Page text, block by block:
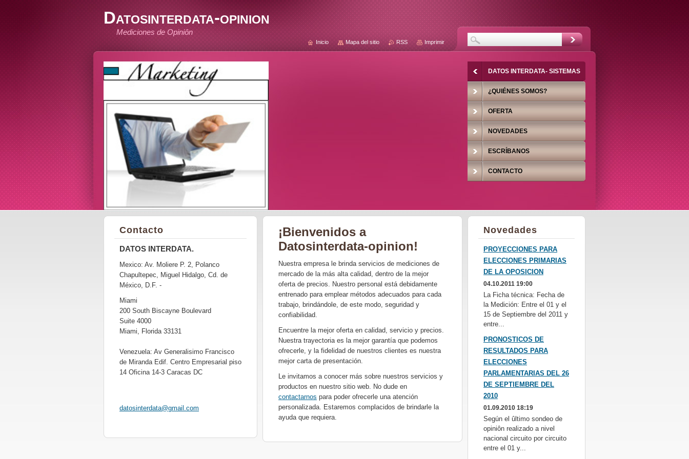
Datosinterdata-opinion
Mediciones de Opiniôn
¡Bienvenidos a
Datosinterdata-opinion!
Nuestra empresa le brinda servicios de mediciones de
mercado de la más alta calidad, dentro de la mejor
oferta de precios. Nuestro personal está debidamente
entrenado para emplear métodos adecuados para cada
trabajo, brindándole, de este modo, seguridad y
confiabilidad.
Encuentre la mejor oferta en calidad, servicio y precios.
Nuestra trayectoria es la mejor garantía que podemos
ofrecerle, y la fidelidad de nuestros clientes es nuestra
mejor carta de presentación.
Le invitamos a conocer más sobre nuestros servicios y
productos en nuestro sitio web. No dude en
contactarnos para poder ofrecerle una atención
personalizada. Estaremos complacidos de brindarle la
ayuda que requiera.
Novedades
PROYECCIONES PARA
ELECCIONES PRIMARIAS
DE LA OPOSICION
04.10.2011 19:00
La Ficha técnica: Fecha de
la Medición: Entre el 01 y el
15 de Septiembre del 2011 y
entre...
PRONOSTICOS DE
RESULTADOS PARA
ELECCIONES
PARLAMENTARIAS DEL 26
DE SEPTIEMBRE DEL
2010
01.09.2010 18:19
Según el ûltimo sondeo de
opiniôn realizado a nivel
nacional circuito por circuito
entre el 01 y...
Contacto
DATOS INTERDATA.
Mexico: Av. Moliere P. 2, Polanco
Chapultepec, Miguel Hidalgo, Cd. de
México, D.F. -
Miami
200 South Biscayne Boulevard
Suite 4000
Miami, Florida 33131
Venezuela: Av Generalisimo Francisco
de Miranda Edif. Centro Empresarial piso
14 Oficina 14-3 Caracas DC
datosinterdata@gmail.com
DATOS INTERDATA- SISTEMAS
ACTUARIALES
¿QUIÉNES SOMOS?
OFERTA
NOVEDADES
ESCRÍBANOS
CONTACTO
Inicio Mapa del sitio RSS Imprimir